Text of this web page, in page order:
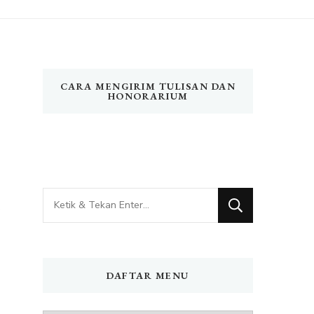
CARA MENGIRIM TULISAN DAN
HONORARIUM
Mencari
Sesuatu?
DAFTAR MENU